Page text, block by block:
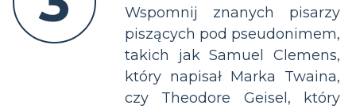
Wspomnij znanych pisarzy
piszących pod pseudonimem,
takich jak Samuel Clemens,
który napisał Marka Twaina,
czy Theodore Geisel, który